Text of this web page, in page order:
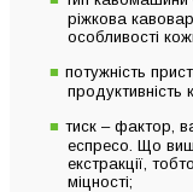
ріжкова
особливості
потужність
тиск – фактор,
еспресо. Що
екстракції,
міцності;